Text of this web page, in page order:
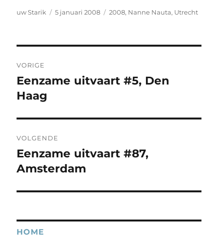
Auteur
uw Starik
Geplaatst
5 januari 2008 Tags
2008, Nanne Nauta, Utrecht
navigatie
VORIGE
Vorig
bericht:
Eenzame uitvaart #5, Den
Haag
VOLGENDE
Volgend
bericht:
Eenzame uitvaart #87,
Amsterdam
HOME